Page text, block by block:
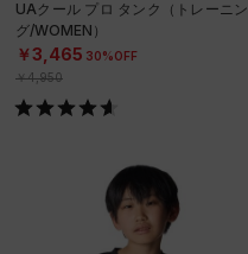
UAクール プロ タンク（トレーニン
グ/WOMEN）
￥3,465 30%OFF
￥4,950